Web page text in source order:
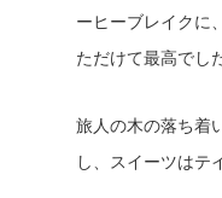
ーヒーブレイクに
ただけて最高でし
旅人の木の落ち着
し、スイーツはテ